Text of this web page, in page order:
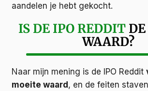
aandelen je hebt gekocht.
IS DE IPO REDDIT
WAARD?
Naar mijn mening is de IPO Reddit
moeite waard, en de feiten